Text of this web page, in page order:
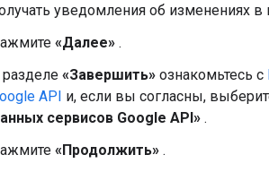
уведомления об изменениях
«Далее» .
разделе «Завершить» ознакомьтесь с
API и, если вы согласны,
сервисов Google API» .
«Продолжить» .